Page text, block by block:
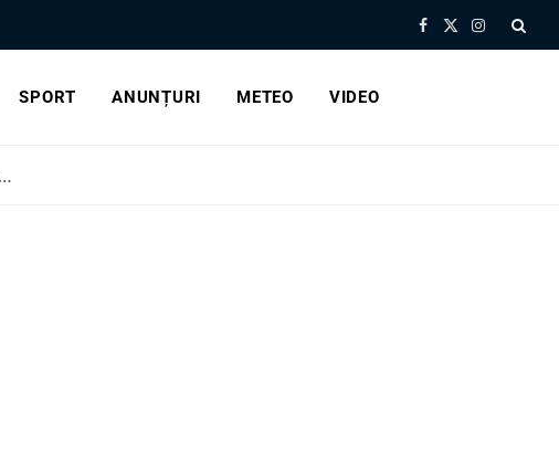
Facebook
X
Instagram
SPORT ANUNȚURI METEO VIDEO
să descopere lumea sculpturii, la Curtea Domnească